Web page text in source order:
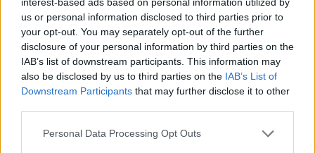
us or personal information disclosed to third parties prior to
your opt-out. You may separately opt-out of the further
disclosure of your personal information by third parties on the
IAB’s list of downstream participants. This information may
also be disclosed by us to third parties on the IAB’s List of
Downstream Participants that may further disclose it to other
Personal Data Processing Opt Outs